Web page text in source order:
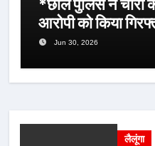
*छाल पुलिस ने चोरी
आरोपी को किया
Jun 30, 2026
लैलूंगा